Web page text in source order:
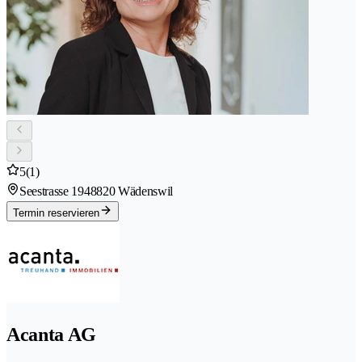
5(1)
Seestrasse 1948820 Wädenswil
Termin reservieren
Acanta AG